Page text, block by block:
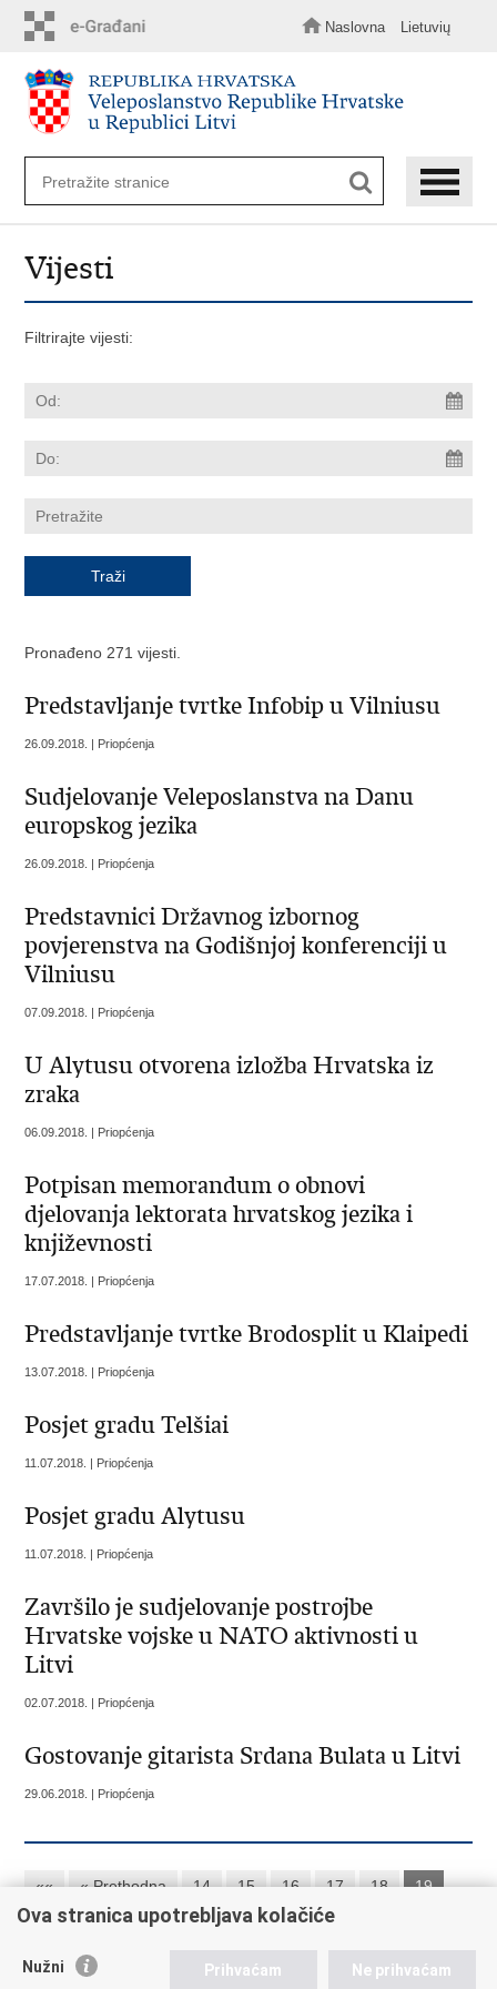
sadržaj
Naslovna Lietuvių
Vijesti
Filtrirajte vijesti:
Pronađeno 271 vijesti.
Predstavljanje tvrtke Infobip u Vilniusu
26.09.2018. | Priopćenja
Sudjelovanje Veleposlanstva na Danu
europskog jezika
26.09.2018. | Priopćenja
Predstavnici Državnog izbornog
povjerenstva na Godišnjoj konferenciji u
Vilniusu
07.09.2018. | Priopćenja
U Alytusu otvorena izložba Hrvatska iz
zraka
06.09.2018. | Priopćenja
Potpisan memorandum o obnovi
djelovanja lektorata hrvatskog jezika i
književnosti
17.07.2018. | Priopćenja
Predstavljanje tvrtke Brodosplit u Klaipedi
13.07.2018. | Priopćenja
Posjet gradu Telšiai
11.07.2018. | Priopćenja
Posjet gradu Alytusu
11.07.2018. | Priopćenja
Završilo je sudjelovanje postrojbe
Hrvatske vojske u NATO aktivnosti u
Litvi
02.07.2018. | Priopćenja
Gostovanje gitarista Srdana Bulata u Litvi
29.06.2018. | Priopćenja
«« « Prethodna 14 15 16 17 18
19
20
21 22 23 Sljedeća » »»
Ova stranica upotrebljava kolačiće
Nužni Prihvaćam Ne prihvaćam